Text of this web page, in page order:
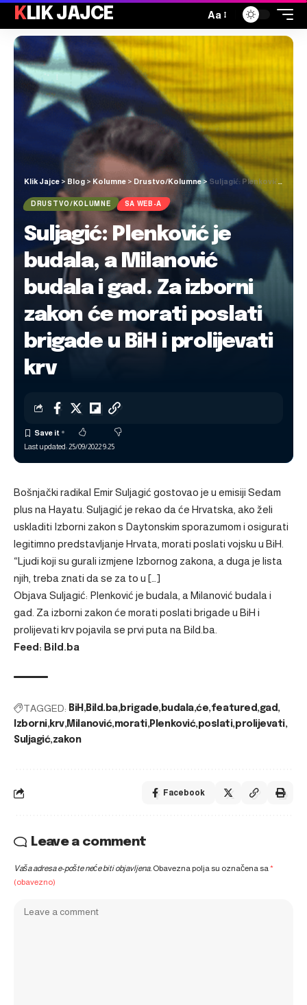
KLIK JAJCE Aa
Klik Jajce > Blog > Kolumne > Drustvo/Kolumne> Suljagić: Plenković je budala, a Milanović budala i gad. Za izborni zakon će morati poslati brigade u BiH i prolijevati krv
DRUSTVO/KOLUMNE SA WEB-A
Suljagić: Plenković je
budala, a Milanović
budala i gad. Za izborni
zakon će morati poslati
brigade u BiH i prolijevati
krv
Last updated: 25/09/2022 9:25
Bošnjački radikal Emir Suljagić gostovao je u emisiji Sedam
plus na Hayatu. Suljagić je rekao da će Hrvatska, ako želi
uskladiti Izborni zakon s Daytonskim sporazumom i osigurati
legitimno predstavljanje Hrvata, morati poslati vojsku u BiH.
“Ljudi koji su gurali izmjene Izbornog zakona, a duga je lista
njih, treba znati da se za to u […]
Objava Suljagić: Plenković je budala, a Milanović budala i
gad. Za izborni zakon će morati poslati brigade u BiH i
prolijevati krvpojavila se prvi puta na Bild.ba
Feed: Bild.ba
TAGGED: BiH Bild.ba brigade budala će featured gad
Izborni krv Milanović morati Plenković poslati prolijevati
Suljagić zakon
Facebook
Leave a comment
Vaša adresa e-pošte neće biti objavljena. Obavezna polja su označena sa*
(obavezno)